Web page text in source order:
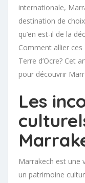
internationale,
destination de
qu’en est-il de la
Comment allier ces
Terre d’Ocre? Cet
pour découvrir
Les
Marrakech est une
un patrimoine